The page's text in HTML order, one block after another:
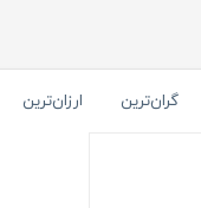
گران‌ترین ارزان‌ترین